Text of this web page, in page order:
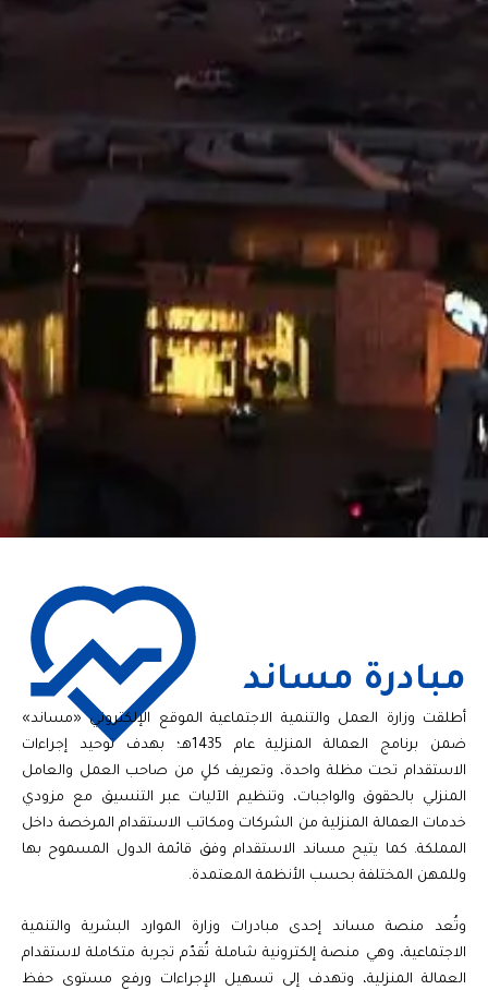
مبادرة مساند
أطلقت وزارة العمل والتنمية الاجتماعية الموقع الإلكتروني «مساند»
ضمن برنامج العمالة المنزلية عام 1435هـ؛ بهدف توحيد إجراءات
الاستقدام تحت مظلة واحدة، وتعريف كلٍ من صاحب العمل والعامل
المنزلي بالحقوق والواجبات، وتنظيم الآليات عبر التنسيق مع مزودي
خدمات العمالة المنزلية من الشركات ومكاتب الاستقدام المرخصة داخل
المملكة. كما يتيح مساند الاستقدام وفق قائمة الدول المسموح بها
وللمهن المختلفة بحسب الأنظمة المعتمدة.
وتُعد منصة مساند إحدى مبادرات وزارة الموارد البشرية والتنمية
الاجتماعية، وهي منصة إلكترونية شاملة تُقدّم تجربة متكاملة لاستقدام
العمالة المنزلية، وتهدف إلى تسهيل الإجراءات ورفع مستوى حفظ